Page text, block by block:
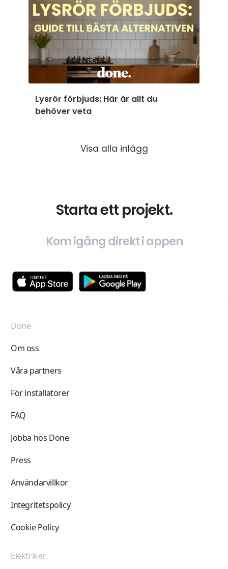
Lysrör förbjuds: Här är allt du
behöver veta
Visa alla inlägg
Starta ett projekt.
Kom igång direkt i appen
Done
Om oss
Våra partners
För installatörer
FAQ
Jobba hos Done
Press
Användarvillkor
Integritetspolicy
Cookie Policy
Elektriker